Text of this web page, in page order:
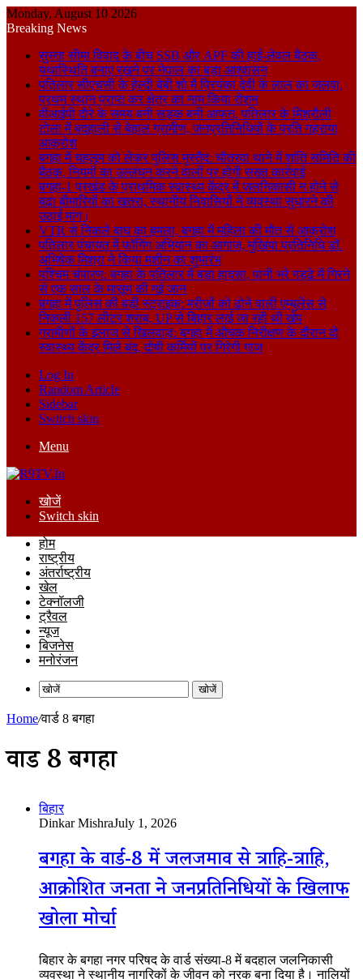
Monday, August 10 2026
Breaking News
सुस्ता सीमा विवाद के बीच SSB और APF की हाई-लेवल बैठक,
यथास्थिति बनाए रखने पर नेपाल का बड़ा आश्वासन
पतिलार सीएचसी के हेल्दी बेबी शो में प्रियंका देवी के लाल का जलवा,
प्रथम स्थान प्राप्त कर क्षेत्र का नाम किया रोशन
वीआईपी दौरे के समय बनी सड़क बनी आफत, पतिलार के मिश्रौली
टोला में बदहाली से बेहाल ग्रामीण, जनप्रतिनिधियों के प्रति गहराया
आक्रोश
बगहा में चहलूम को लेकर पुलिस मुस्तैद: चौतरवा थाने में शांति समिति की
बैठक, नियमों का उल्लंघन करने वालों पर होगी सख्त कार्रवाई
बगहा-1 प्रखंड के प्राथमिक स्वास्थ्य केंद्र में जलनिकासी न होने से
बढ़ा बीमारियों का खतरा, स्थानीय निवासियों ने व्यवस्था सुधारने की
उठाई मांग।
VTR से निकले बाघ का हमला, बगहा में महिला की मौत से आक्रोश
पतिलार पंचायत में फॉगिंग अभियान का आगाज, मुखिया प्रतिनिधि डॉ.
अभिषेक मिश्रा ने किया मशीन का शुभारंभ
पश्चिम चंपारण: बगहा के पतिलार में बड़ा हादसा, पानी भरे गड्ढे में गिरने
से एक साल के मासूम की गई जान
बगहा में पुलिस की बड़ी स्ट्राइक: मरीजों को ढोने वाली एम्बुलेंस से
निकली 157 लीटर शराब, UP से बिहार लाई जा रही थी खेप
ग्रामीणों के इलाज से खिलवाड़: बगहा में औचक निरीक्षण के दौरान दो
स्वास्थ्य केंद्र मिले बंद, दोषी कर्मियों पर गिरेगी गाज
Log In
Random Article
Sidebar
Switch skin
Menu
खोजें
Switch skin
होम
राष्ट्रीय
अंतर्राष्ट्रीय
खेल
टेक्नॉलजी
ट्रैवल
न्यूज
बिजनेस
मनोरंजन
खोजें
Home/वार्ड 8 बगहा
वार्ड 8 बगहा
बिहार
Dinkar MishraJuly 1, 2026
बगहा के वार्ड-8 में जलजमाव से त्राहि-त्राहि,
आक्रोशित जनता ने जनप्रतिनिधियों के खिलाफ
खोला मोर्चा
बिहार के बगहा नगर परिषद के वार्ड संख्या-8 में बदहाल जलनिकासी
व्यवस्था ने स्थानीय नागरिकों के जीवन को नरक बना दिया है। नालियों